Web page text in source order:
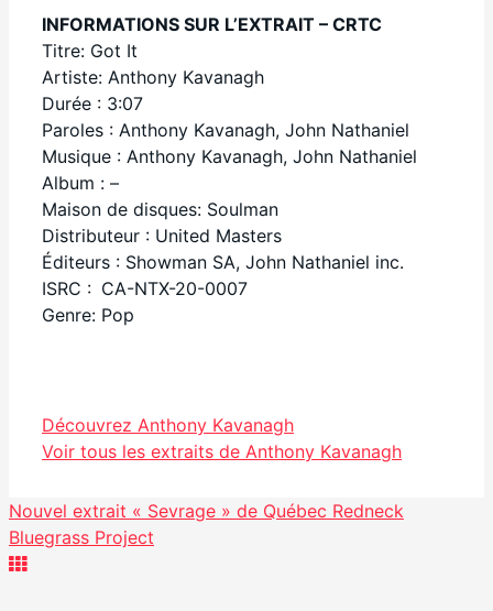
INFORMATIONS SUR L’EXTRAIT – CRTC
Titre: Got It
Artiste: Anthony Kavanagh
Durée : 3:07
Paroles : Anthony Kavanagh, John Nathaniel
Musique : Anthony Kavanagh, John Nathaniel
Album : –
Maison de disques: Soulman
Distributeur : United Masters
Éditeurs : Showman SA, John Nathaniel inc.
ISRC : CA-NTX-20-0007
Genre: Pop
Partager
Découvrez Anthony Kavanagh
Voir tous les extraits de Anthony Kavanagh
Nouvel extrait « Sevrage » de Québec Redneck
Bluegrass Project